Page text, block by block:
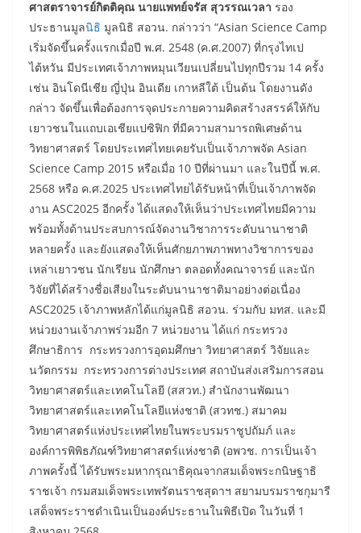
ศาสตราจารย์กิตติคุณ นายแพทย์จรัส สุวรรณเวลา รอง
ประธานมูลนิธิ มูลนิธิ สอวน. กล่าวว่า “Asian Science Camp
เริ่มจัดขึ้นครั้งแรกเมื่อปี พ.ศ. 2548 (ค.ศ.2007) ที่กรุงไทเป
ไต้หวัน มีประเทศเจ้าภาพหมุนเวียนเปลี่ยนไปทุกปีรวม 14 ครั้ง
เช่น อินโดนีเชีย ญี่ปุ่น อินเดีย เกาหลีใต้ เป็นต้น โดยงานดัง
กล่าว จัดขึ้นเพื่อต้องการจุดประกายความคิดสร้างสรรค์ให้กับ
เยาวชนในแถบเอเชียแปซิฟิก ที่มีความสามารถพิเศษด้าน
วิทยาศาสตร์ โดยประเทศไทยเคยรับเป็นเจ้าภาพจัด Asian
Science Camp 2015 หรือเมื่อ 10 ปีที่ผ่านมา และในปีนี้ พ.ศ.
2568 หรือ ค.ศ.2025 ประเทศไทยได้รับหน้าที่เป็นเจ้าภาพจัด
งาน ASC2025 อีกครั้ง ได้แสดงให้เห็นว่าประเทศไทยมีความ
พร้อมทั้งด้านประสบการณ์จัดงานวิชาการระดับนานาชาติ
หลายครั้ง และยังแสดงให้เห็นศักยภาพภาพทางวิชาการของ
เหล่าเยาวชน นักเรียน นักศึกษา ตลอดทั้งคณาจารย์ และนัก
วิจัยที่ได้สร้างชื่อเสียงในระดับนานาชาติมาอย่างต่อเนื่อง
ASC2025 เจ้าภาพหลักได้แก่มูลนิธิ สอวน. ร่วมกับ มทส. และมี
หน่วยงานเจ้าภาพร่วมอีก 7 หน่วยงาน ได้แก่ กระทรวง
ศึกษาธิการ กระทรวงการอุดมศึกษา วิทยาศาสตร์ วิจัยและ
นวัตกรรม กระทรวงการต่างประเทศ สถาบันส่งเสริมการสอน
วิทยาศาสตร์และเทคโนโลยี (สสวท.) สำนักงานพัฒนา
วิทยาศาสตร์และเทคโนโลยีแห่งชาติ (สวทช.) สมาคม
วิทยาศาสตร์แห่งประเทศไทยในพระบรมราชูปถัมภ์ และ
องค์การพิพิธภัณฑ์วิทยาศาสตร์แห่งชาติ (อพวช. การเป็นเจ้า
ภาพครั้งนี้ ได้รับพระมหากรุณาธิคุณจากสมเด็จพระกนิษฐาธิ
ราชเจ้า กรมสมเด็จพระเทพรัตนราชสุดาฯ สยามบรมราชกุมารี
เสด็จพระราชดำเนินเป็นองค์ประธานในพิธีเปิด ในวันที่ 1